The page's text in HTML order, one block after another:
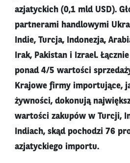
azjatyckich (0,1 mld USD).
partnerami handlowymi
Indie, Turcja, Indonezja,
Irak, Pakistan i Izrael.
ponad 4/5 wartości
Krajowe firmy importujące,
żywności, dokonują
wartości zakupów w Turcji,
Indiach, skąd pochodzi 76
azjatyckiego importu.